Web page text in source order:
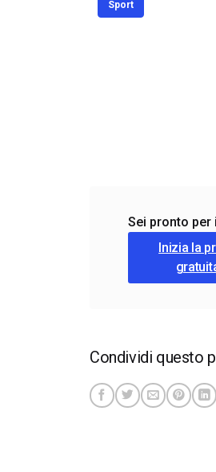
Sport
Sei pronto per
Inizia la
Condividi questo